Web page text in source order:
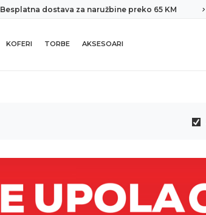
Besplatna dostava za naružbine preko 65 KM
KOFERI TORBE AKSESOARI